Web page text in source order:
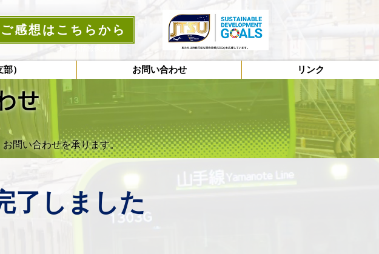
感想はこちらから
▶︎ ​個人情報保護方針
） お問い合わせ リンク
せ
問い合わせを承ります。
了しました